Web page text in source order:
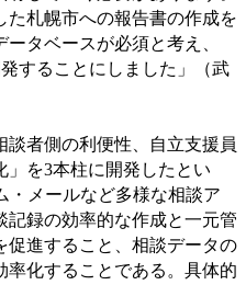
た札幌市への報告書の作成を
タベースが必須と考え、
することにしました」（武
談者側の利便性、自立支援員
を3本柱に開発したとい
・メールなど多様な相談ア
記録の効率的な作成と一元管
促進すること、相談データの
率化することである。具体的